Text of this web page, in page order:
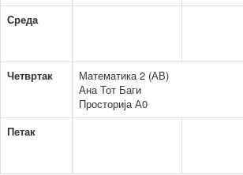
Среда
Четвртак
Математика 2 (АВ)
Ана Тот Баги
Просторија А0
Петак